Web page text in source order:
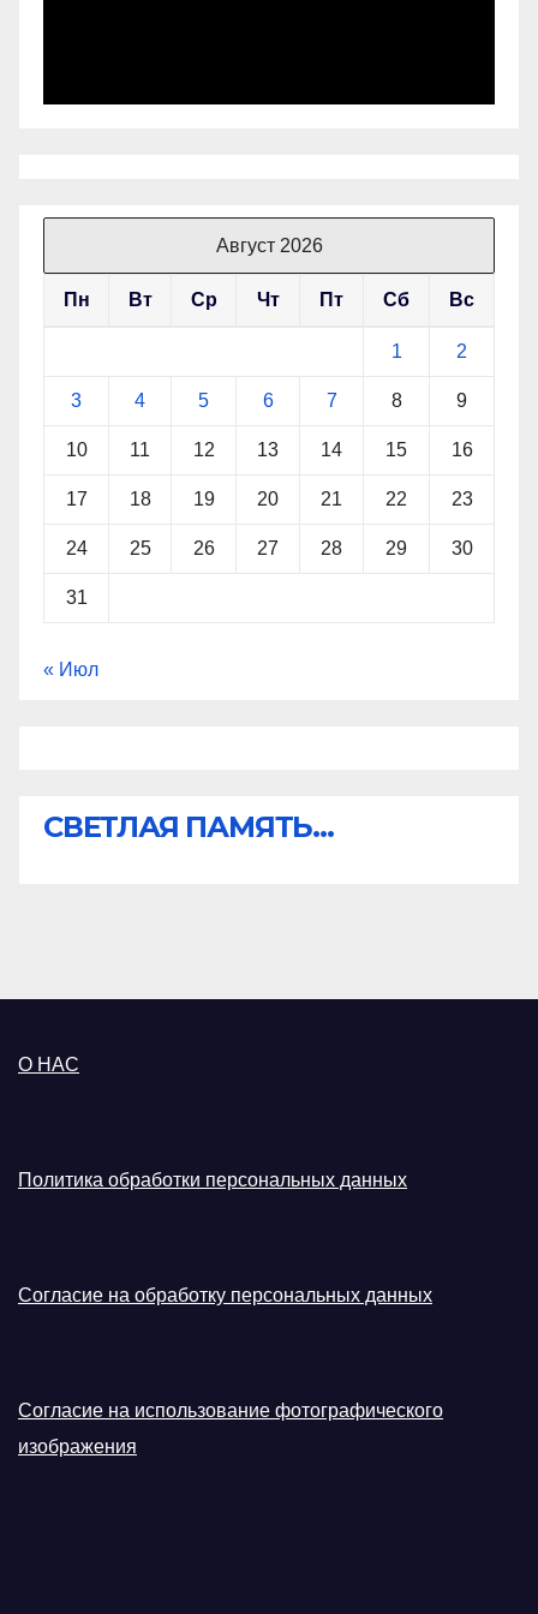
Август 2026
Пн Вт Ср Чт Пт Сб Вс
1 2
3 4 5 6 7 8 9
10 11 12 13 14 15 16
17 18 19 20 21 22 23
24 25 26 27 28 29 30
31
« Июл
СВЕТЛАЯ ПАМЯТЬ...
О НАС
Политика обработки персональных данных
Согласие на обработку персональных данных
Согласие на использование фотографического
изображения